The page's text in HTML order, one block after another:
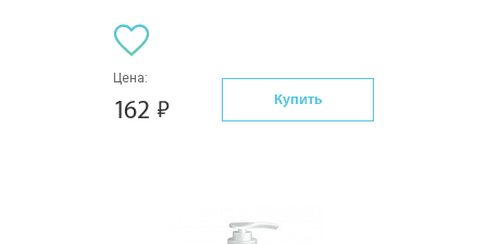
Цена:
162 Купить